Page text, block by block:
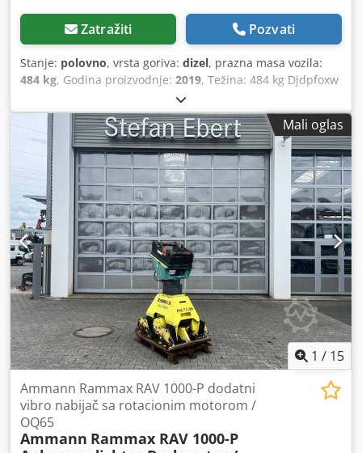
Zatražiti Pozvati
Stanje: polovno, vrsta goriva: dizel, prazna masa vozila:
484 kg, Godina proizvodnje: 2019, Težina: 484 kg Djdpfoxw
H Hcex Aclskr Udarna snaga: 59 kN Dizel motor, 1 cilindar,
proizvođač Hatz (1b40) Kretanje napred/nazad. Električni
start. Širina ploče: 60 cm Cena po komadu: 3.400 € bez
PDV-a. Više komada na lageru!
Mali oglas
1 / 15
Ammann Rammax RAV 1000-P dodatni
vibro nabijač sa rotacionim motorom /
OQ65
Ammann Rammax RAV 1000-P